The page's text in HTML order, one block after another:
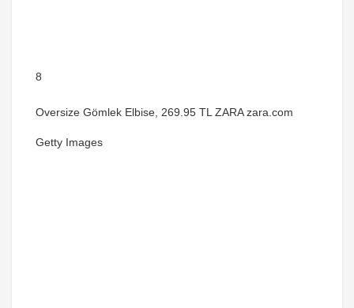
8
Oversize Gömlek Elbise, 269.95 TL ZARA zara.com
Getty Images